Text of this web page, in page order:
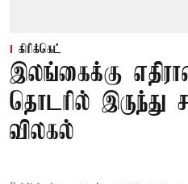
கிரிக்கெட்
இலங்கைக்கு
தொடரில் இருந்து
விலகல்